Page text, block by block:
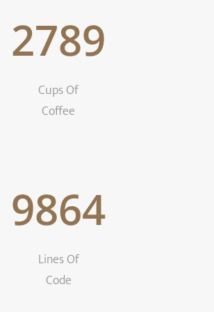
2789
Cups Of
Coffee
9864
Lines Of
Code